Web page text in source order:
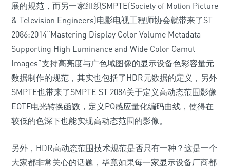
展的规范，而另一家组织SMPTE(Society of Motion Picture
& Television Engineers)电影电视工程师协会就带来了ST
2086:2014“Mastering Display Color Volume Metadata
Supporting High Luminance and Wide Color Gamut
Images”支持高亮度与广色域图像的显示设备色彩容量元
数据制作的规范，其实也包括了HDR元数据的定义，另外
SMPTE也带来了SMPTE ST 2084关于定义高动态范围影像
EOTF电光转换函数，定义PQ感应量化编码曲线，使得在
较低的色深下也能实现高动态范围的影像。
另外，HDR高动态范围技术规范是否只有一种？这是一个
大家都非常关心的话题，毕竟如果每一家显示设备厂商都